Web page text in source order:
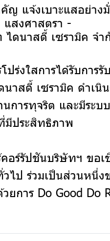
แจ้งเบาะแสอย่าง
แสงศาสตรา -
ไดนาสตี้ เซรามิค จ
ร่งใสการได้รับการรั
าสตี้ เซรามิค ดำเนิ
ารทุจริต และมีระบ
มีประสิทธิภาพ
อร์รัปชันบริษัทฯ ขอ
ไป ร่วมเป็นส่วนหนึ่ง
การ Do Good Do